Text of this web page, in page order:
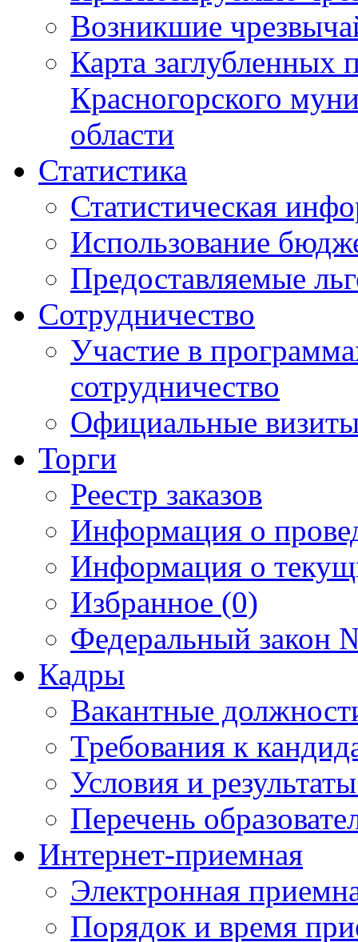
Возникшие
Карта
Красногорского
области
Статистика
Статистическая
Использование
Предоставляемые
Сотрудничество
Участие в
сотрудничество
Официальные
Торги
Реестр заказов
Информация о
Информация о
Избранное (0)
Федеральный закон
Кадры
Вакантные
Требования к
Условия и
Перечень
Интернет-приемная
Электронная
Порядок и время